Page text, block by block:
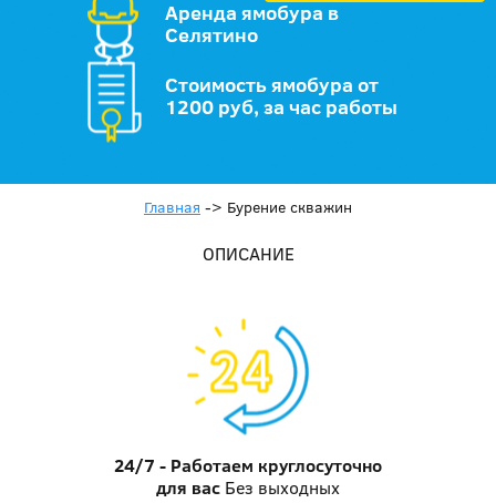
Аренда ямобура в
Селятино
Стоимость ямобура от
1200 руб, за час работы
Главная -> Бурение скважин
ОПИСАНИЕ
24/7 - Работаем круглосуточно
для вас Без выходных